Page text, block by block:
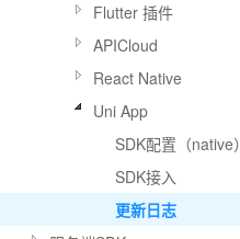
Flutter 插件
APICloud
React Native
Uni App
SDK配置（native）
SDK接入
更新日志